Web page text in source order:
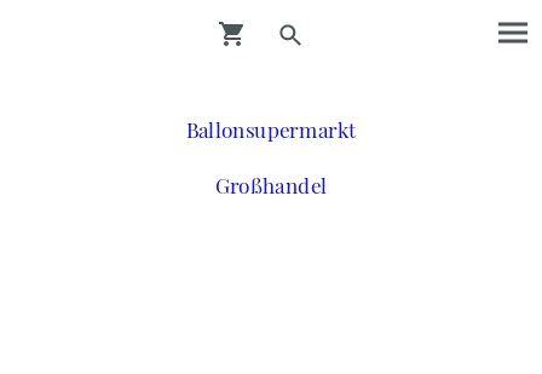
Ballonsupermarkt
Großhandel